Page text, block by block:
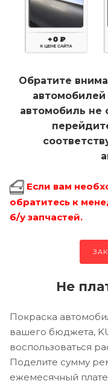
Обратите
автомобилей
автомобиль не
Если вам
обратитесь к
б/у запчастей.
Не
Покраска
вашего бюджета,
воспользоваться
Поделите сумму
ежемесячный